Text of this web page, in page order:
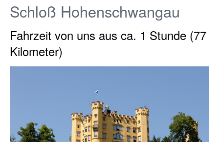
Schloß Hohenschwangau
Fahrzeit von uns aus ca. 1 Stunde (77
Kilometer)